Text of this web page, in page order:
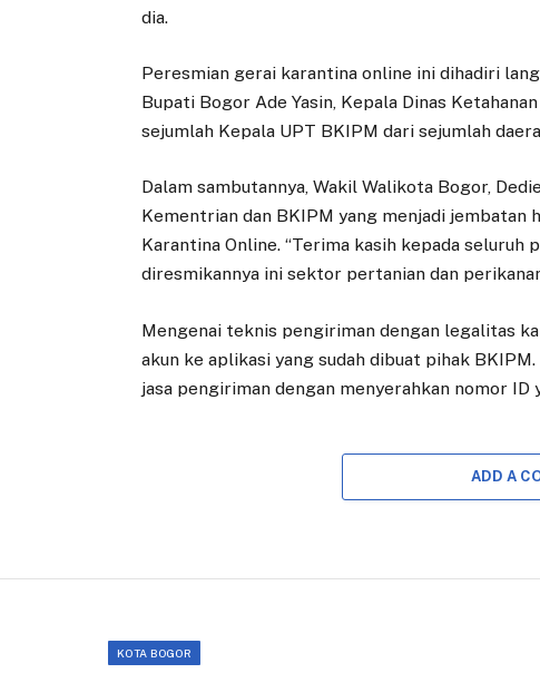
dia.
Peresmian gerai karantina online ini dihadiri
Bupati Bogor Ade Yasin, Kepala Dinas
sejumlah Kepala UPT BKIPM dari sejumlah
Dalam sambutannya, Wakil Walikota Bogor,
Kementrian dan BKIPM yang menjadi
Karantina Online. “Terima kasih kepada seluruh
diresmikannya ini sektor pertanian dan
Mengenai teknis pengiriman dengan legalitas
akun ke aplikasi yang sudah dibuat pihak
jasa pengiriman dengan menyerahkan nomor
ADD A
KOTA BOGOR